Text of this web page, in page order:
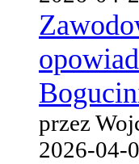
przez
2026-04-